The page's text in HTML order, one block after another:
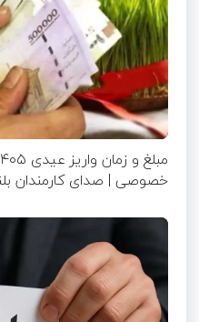
خصوصی | صدای کارمندان